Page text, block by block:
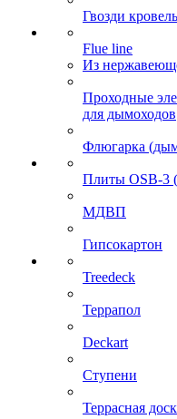
Гвозди
Flue line
Из
Проходные
для дымоходов
Флюгарка
Плиты OSB-
МДВП
Гипсокартон
Treedeck
Террапол
Deckart
Ступени
Террасная